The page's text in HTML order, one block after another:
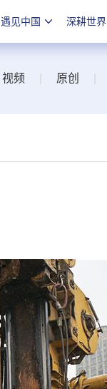
遇见中国 深耕世界
视频 原创